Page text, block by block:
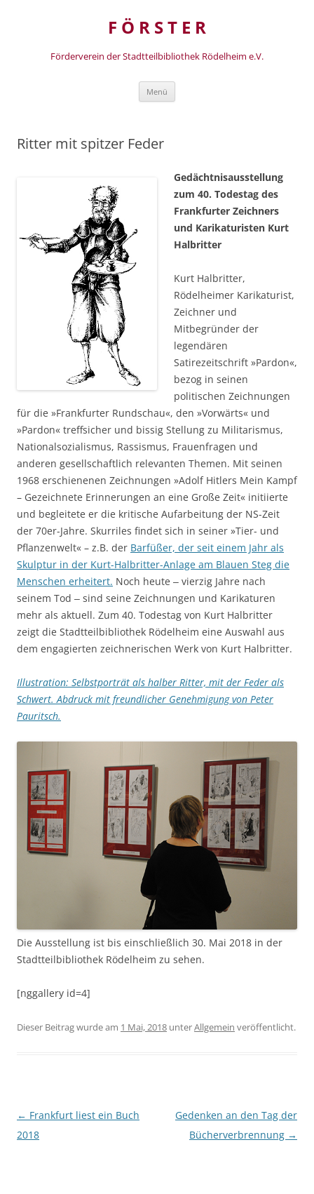
F Ö R S T E R
Förderverein der Stadtteilbibliothek Rödelheim e.V.
Menü
Ritter mit spitzer Feder
Gedächtnisausstellung
zum 40. Todestag des
Frankfurter Zeichners
und Karikaturisten Kurt
Halbritter
Kurt Halbritter,
Rödelheimer Karikaturist,
Zeichner und
Mitbegründer der
legendären
Satirezeitschrift »Pardon«,
bezog in seinen
politischen Zeichnungen
für die »Frankfurter Rundschau«, den »Vorwärts« und
»Pardon« treffsicher und bissig Stellung zu Militarismus,
Nationalsozialismus, Rassismus, Frauenfragen und
anderen gesellschaftlich relevanten Themen. Mit seinen
1968 erschienenen Zeichnungen »Adolf Hitlers Mein Kampf
– Gezeichnete Erinnerungen an eine Große Zeit« initiierte
und begleitete er die kritische Aufarbeitung der NS-Zeit
der 70er-Jahre. Skurriles findet sich in seiner »Tier- und
Pflanzenwelt« – z.B. der Barfüßer, der seit einem Jahr als
Skulptur in der Kurt-Halbritter-Anlage am Blauen Steg die
Menschen erheitert. Noch heute ‒ vierzig Jahre nach
seinem Tod ‒ sind seine Zeichnungen und Karikaturen
mehr als aktuell. Zum 40. Todestag von Kurt Halbritter
zeigt die Stadtteilbibliothek Rödelheim eine Auswahl aus
dem engagierten zeichnerischen Werk von Kurt Halbritter.
Illustration: Selbstporträt als halber Ritter, mit der Feder als
Schwert. Abdruck mit freundlicher Genehmigung von Peter
Pauritsch.
Die Ausstellung ist bis einschließlich 30. Mai 2018 in der
Stadtteilbibliothek Rödelheim zu sehen.
[nggallery id=4]
Dieser Beitrag wurde am 1 Mai, 2018 unterAllgemein veröffentlicht.
Beitragsnavigation
← Frankfurt liest ein Buch
2018
Gedenken an den Tag der
Bücherverbrennung →